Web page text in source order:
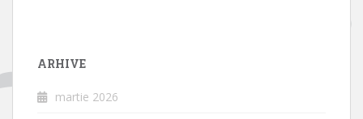
ARHIVE
martie 2026